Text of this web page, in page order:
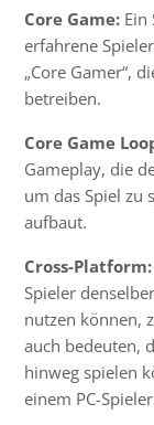
Core Game: Ein
erfahrene
„Core Gamer“,
betreiben.
Core Game
Gameplay, die
um das Spiel zu
aufbaut.
Cross-Platform:
Spieler
nutzen können,
auch bedeuten,
hinweg spielen
einem PC-